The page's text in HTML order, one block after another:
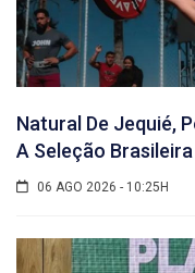
Natural De Jequié,
A Seleção
06 AGO 2026 - 10:25H